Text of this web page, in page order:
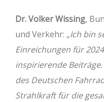
Dr. Volker Wissing,
und Verkehr: „Ich bin
Einreichungen für
inspirierende
des Deutschen
Strahlkraft für die